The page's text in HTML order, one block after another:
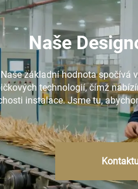
Naše
základní hodnota spočívá
technologií, čímž
instalace. Jsme tu,